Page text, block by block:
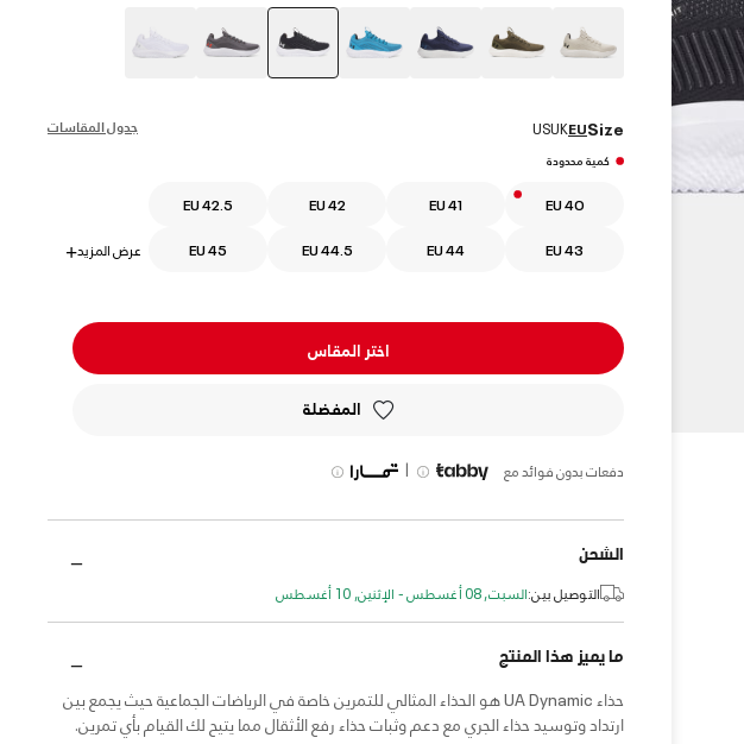
جدول المقاسات Size
EU
UK
US
كمية محدودة
EU 40
EU 41
EU 42
EU 42.5
EU 43
EU 44
EU 44.5
EU 45 عرض المزيد+
اختر المقاس
المفضلة
دفعات بدون فوائد مع |
الشحن
التوصيل بين:السبت, 08 أغسطس - الإثنين, 10 أغسطس
ما يميز هذا المنتج
حذاء UA Dynamic هو الحذاء المثالي للتمرين خاصة في الرياضات الجماعية حيث يجمع بين
ارتداد وتوسيد حذاء الجري مع دعم وثبات حذاء رفع الأثقال مما يتيح لك القيام بأي تمرين.